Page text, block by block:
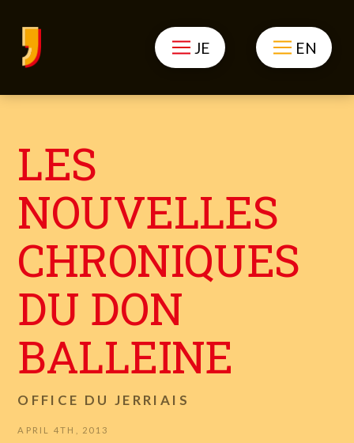
JE EN
LES
NOUVELLES
CHRONIQUES
DU DON
BALLEINE
OFFICE DU JERRIAIS
APRIL 4TH, 2013